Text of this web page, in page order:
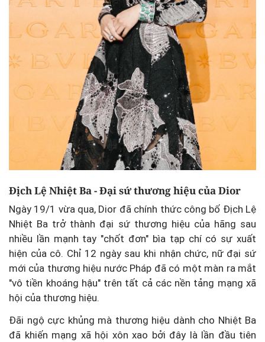
Địch Lệ Nhiệt Ba - Đại sứ thương hiệu của Dior
Ngày 19/1 vừa qua, Dior đã chính thức công bố Địch Lệ
Nhiệt Ba trở thành đại sứ thương hiệu của hãng sau
nhiều lần mạnh tay "chốt đơn" bìa tạp chí có sự xuất
hiện của cô. Chỉ 12 ngày sau khi nhận chức, nữ đại sứ
mới của thương hiệu nước Pháp đã có một màn ra mắt
"vô tiền khoáng hậu" trên tất cả các nền tảng mạng xã
hội của thương hiệu.
Đãi ngộ cực khủng mà thương hiệu dành cho Nhiệt Ba
đã khiến mạng xã hội xôn xao bởi đây là lần đầu tiên